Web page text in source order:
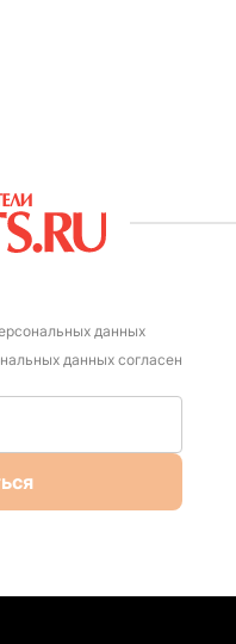
данных
данных согласен